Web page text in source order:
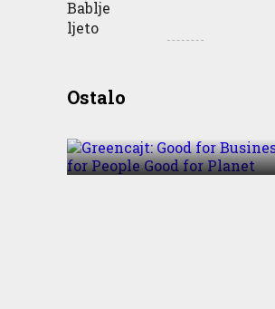
OstaloBusiness Good for